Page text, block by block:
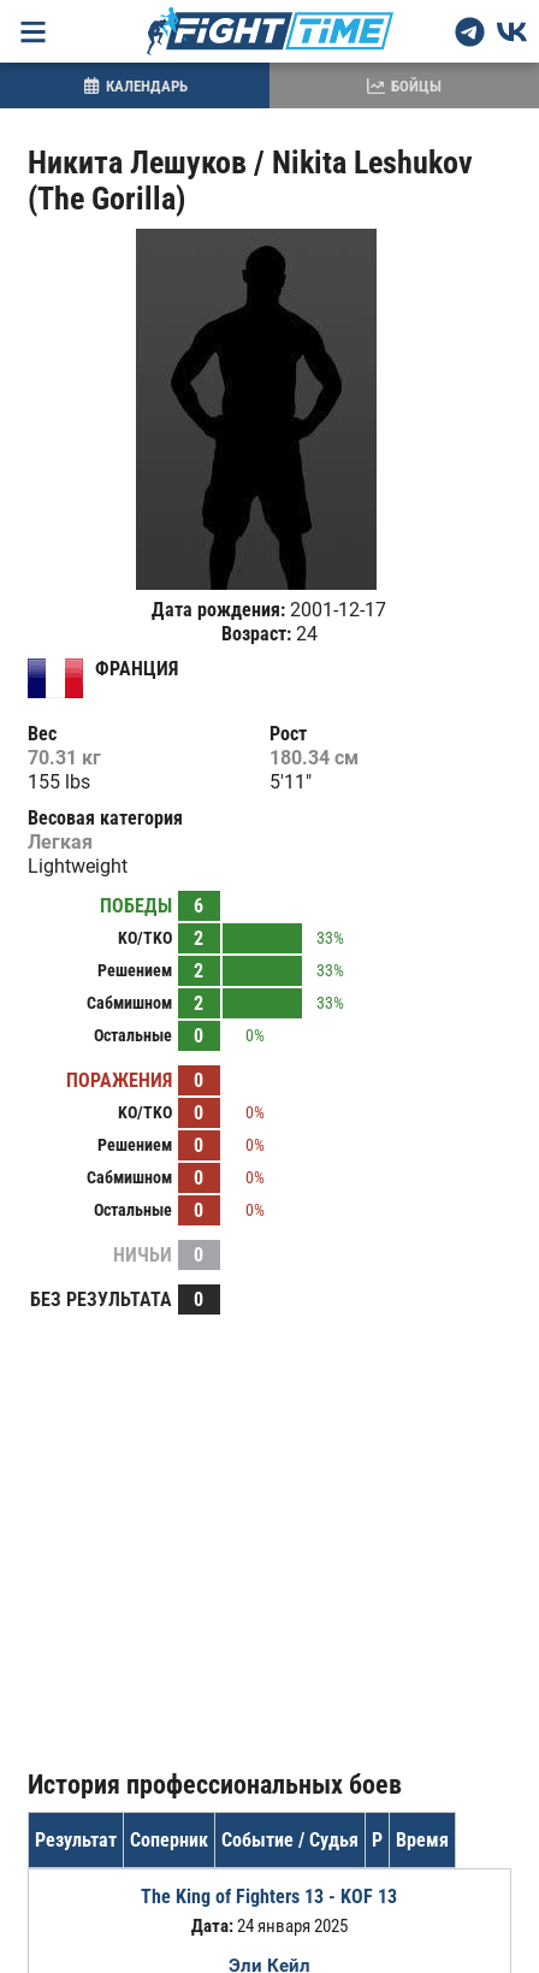
Никита Лешуков / Nikita Leshukov
(The Gorilla)
Дата рождения: 2001-12-17
Возраст:24
ФРАНЦИЯ
Вес
70.31 кг
155 lbs
Рост
180.34 см
5'11"
Весовая категория
Легкая
Lightweight
ПОБЕДЫ
6
KO/TKO 2
33%
Решением
2
33%
Сабмишном
2
33%
Остальные
0 0%
ПОРАЖЕНИЯ 0
KO/TKO 0
0%
Решением
0
0%
Сабмишном
0
0%
Остальные
0 0%
НИЧЬИ
0
БЕЗ РЕЗУЛЬТАТА
0
История профессиональных боев
Результат Соперник Событие / Судья Р Время
The King of Fighters 13 - KOF 13
Дата:24 января 2025
Эли Кейл
КАЛЕНДАРЬ БОЙЦЫ